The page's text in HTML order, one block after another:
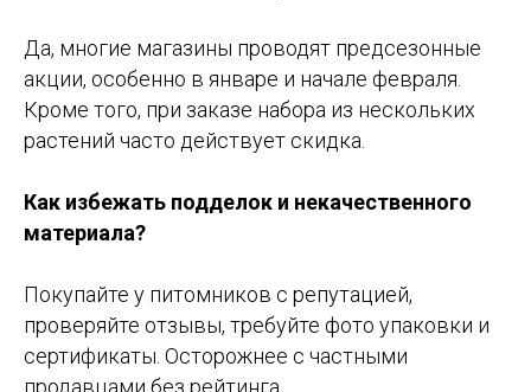
Да, многие магазины проводят предсезонные
акции, особенно в январе и начале февраля.
Кроме того, при заказе набора из нескольких
растений часто действует скидка.
Как избежать подделок и некачественного
материала?
Покупайте у питомников с репутацией,
проверяйте отзывы, требуйте фото упаковки и
сертификаты. Осторожнее с частными
продавцами без рейтинга.